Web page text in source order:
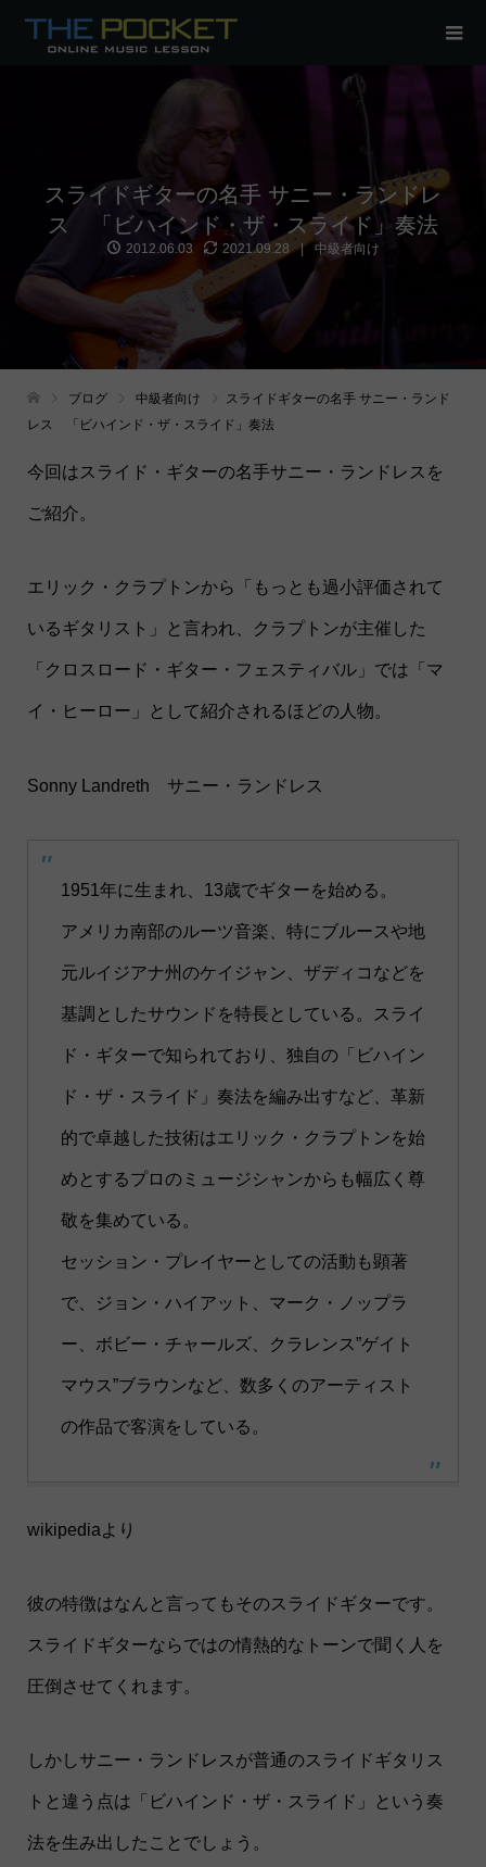
スライドギターの名手 サニー・ランドレ
ス 「ビハインド・ザ・スライド」奏法
2012.06.03 2021.09.28 中級者向け
ブログ 中級者向け
スライドギターの名手 サニー・ランド
レス 「ビハインド・ザ・スライド」奏法
今回はスライド・ギターの名手サニー・ランドレスを
ご紹介。
エリック・クラプトンから「もっとも過小評価されて
いるギタリスト」と言われ、クラプトンが主催した
「クロスロード・ギター・フェスティバル」では「マ
イ・ヒーロー」として紹介されるほどの人物。
Sonny Landreth サニー・ランドレス
1951年に生まれ、13歳でギターを始める。
アメリカ南部のルーツ音楽、特にブルースや地
元ルイジアナ州のケイジャン、ザディコなどを
基調としたサウンドを特長としている。スライ
ド・ギターで知られており、独自の「ビハイン
ド・ザ・スライド」奏法を編み出すなど、革新
的で卓越した技術はエリック・クラプトンを始
めとするプロのミュージシャンからも幅広く尊
敬を集めている。
セッション・プレイヤーとしての活動も顕著
で、ジョン・ハイアット、マーク・ノップラ
ー、ボビー・チャールズ、クラレンス”ゲイト
マウス”ブラウンなど、数多くのアーティスト
の作品で客演をしている。
wikipediaより
彼の特徴はなんと言ってもそのスライドギターです。
スライドギターならではの情熱的なトーンで聞く人を
圧倒させてくれます。
しかしサニー・ランドレスが普通のスライドギタリス
トと違う点は「ビハインド・ザ・スライド」という奏
法を生み出したことでしょう。